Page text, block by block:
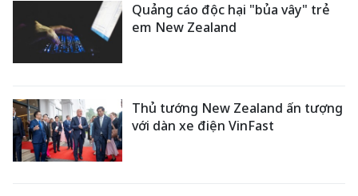
Quảng cáo độc hại "bủa vây" trẻ
em New Zealand
Thủ tướng New Zealand ấn tượng
với dàn xe điện VinFast